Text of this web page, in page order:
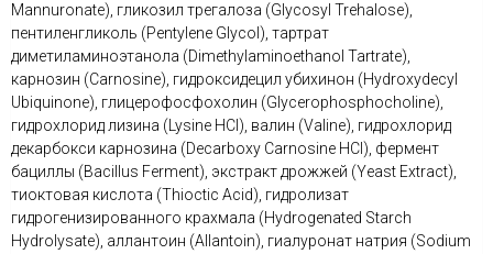
Mannuronate), гликозил трегалоза (Glycosyl Trehalose),
пентиленгликоль (Pentylene Glycol), тартрат
диметиламиноэтанола (Dimethylaminoethanol Tartrate),
карнозин (Carnosine), гидроксидецил убихинон (Hydroxydecyl
Ubiquinone), глицерофосфохолин (Glycerophosphocholine),
гидрохлорид лизина (Lysine HCl), валин (Valine), гидрохлорид
декарбокси карнозина (Decarboxy Carnosine HCl), фермент
бациллы (Bacillus Ferment), экстракт дрожжей (Yeast Extract),
тиоктовая кислота (Thioctic Acid), гидролизат
гидрогенизированного крахмала (Hydrogenated Starch
Hydrolysate), аллантоин (Allantoin), гиалуронат натрия (Sodium